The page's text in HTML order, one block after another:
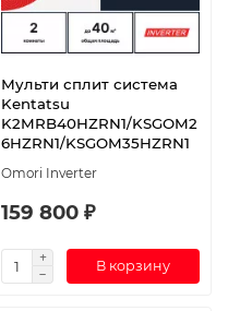
Мульти сплит система
Kentatsu
K2MRB40HZRN1/KSGOM2
6HZRN1/KSGOM35HZRN1
Omori Inverter
159 800 ₽
В корзину